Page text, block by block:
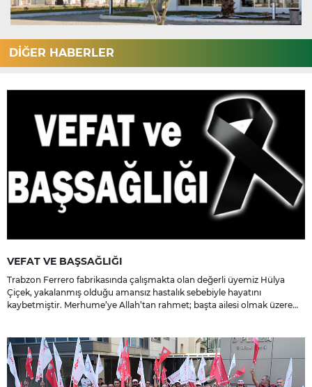
DİĞER HABERLER
VEFAT VE BAŞSAĞLIĞI
Trabzon Ferrero fabrikasında çalışmakta olan değerli üyemiz Hülya
Çiçek, yakalanmış olduğu amansız hastalık sebebiyle hayatını
kaybetmiştir. Merhume’ye Allah’tan rahmet; başta ailesi olmak üzere